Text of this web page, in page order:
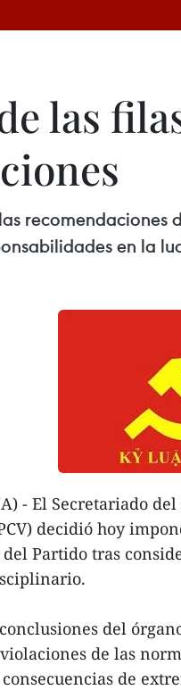
las
en la
- El Secretariado
decidió hoy
Partido tras
del
de las
de